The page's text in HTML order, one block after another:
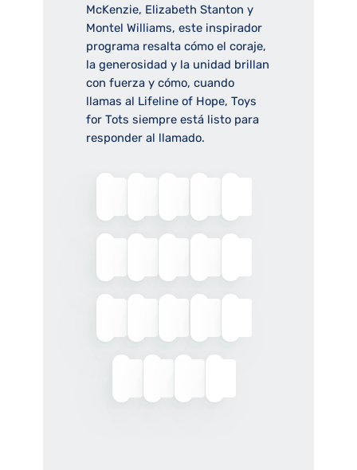
McKenzie, Elizabeth Stanton y
Montel Williams, este inspirador
programa resalta cómo el coraje,
la generosidad y la unidad brillan
con fuerza y cómo, cuando
llamas al Lifeline of Hope, Toys
for Tots siempre está listo para
responder al llamado.